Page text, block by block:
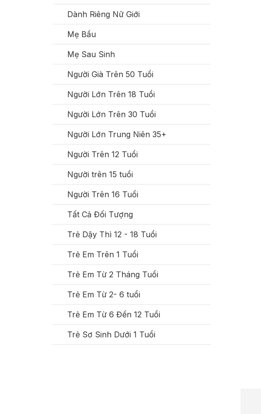
Dành Riêng Nữ Giới
Mẹ Bầu
Mẹ Sau Sinh
Người Già Trên 50 Tuổi
Người Lớn Trên 18 Tuổi
Người Lớn Trên 30 Tuổi
Người Lớn Trung Niên 35+
Người Trên 12 Tuổi
Người trên 15 tuổi
Người Trên 16 Tuổi
Tất Cả Đối Tượng
Trẻ Dậy Thì 12 - 18 Tuổi
Trẻ Em Trên 1 Tuổi
Trẻ Em Từ 2 Tháng Tuổi
Trẻ Em Từ 2- 6 tuổi
Trẻ Em Từ 6 Đến 12 Tuổi
Trẻ Sơ Sinh Dưới 1 Tuổi